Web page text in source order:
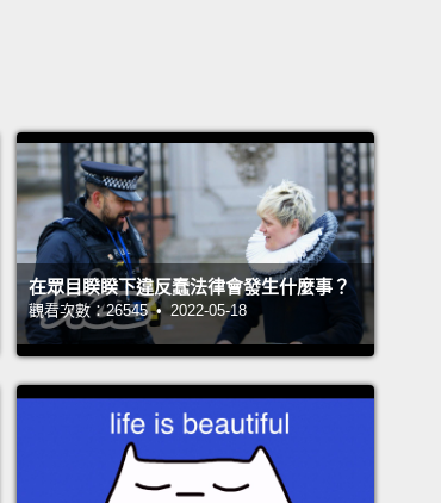
在眾目睽睽下違反蠢法律會發生什麼事？
觀看次數：26545 • 2022-05-18